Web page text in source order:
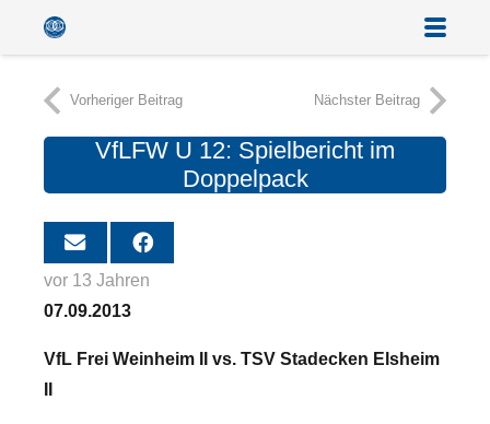
Vorheriger Beitrag Nächster Beitrag
VfLFW U 12: Spielbericht im
Doppelpack
vor 13 Jahren
07.09.2013
VfL Frei Weinheim II vs. TSV Stadecken Elsheim